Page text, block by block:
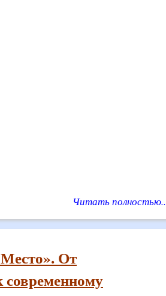
Читать полностью..
От
современному